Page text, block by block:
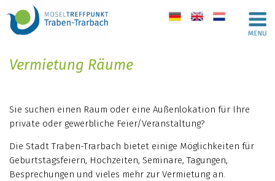
de en nl
Vermietung Räume
Sie suchen einen Raum oder eine Außenlokation für Ihre
private oder gewerbliche Feier/Veranstaltung?
Die Stadt Traben-Trarbach bietet einige Möglichkeiten für
Geburtstagsfeiern, Hochzeiten, Seminare, Tagungen,
Besprechungen und vieles mehr zur Vermietung an.